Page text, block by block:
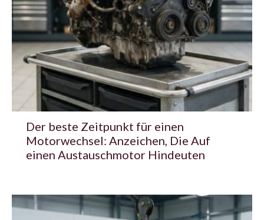
Der beste Zeitpunkt für einen
Motorwechsel: Anzeichen, Die Auf
einen Austauschmotor Hindeuten